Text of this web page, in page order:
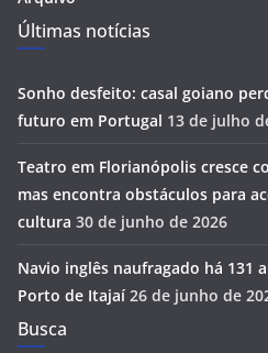
Últimas notícias
Sonho desfeito: casal goiano
futuro em Portugal 13 de julho
Teatro em Florianópolis cresce
mas encontra obstáculos para
cultura 30 de junho de 2026
Navio inglês naufragado há 131
Porto de Itajaí 26 de junho de
Busca